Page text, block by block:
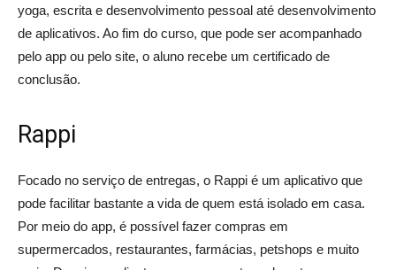
yoga, escrita e desenvolvimento pessoal até desenvolvimento
de aplicativos. Ao fim do curso, que pode ser acompanhado
pelo app ou pelo site, o aluno recebe um certificado de
conclusão.
Rappi
Focado no serviço de entregas, o Rappi é um aplicativo que
pode facilitar bastante a vida de quem está isolado em casa.
Por meio do app, é possível fazer compras em
supermercados, restaurantes, farmácias, petshops e muito